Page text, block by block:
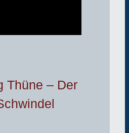
Thüne – Der